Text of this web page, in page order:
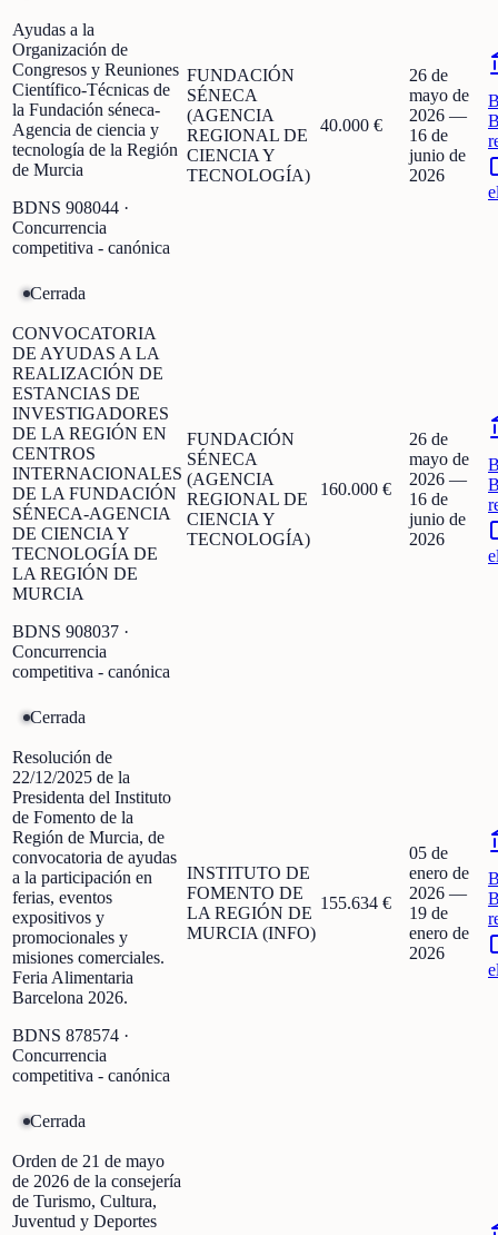
Ayudas a la
Organización de
Congresos y Reuniones
Científico-Técnicas de
la Fundación séneca-
Agencia de ciencia y
tecnología de la Región
de Murcia
BDNS 908044 ·
Concurrencia
competitiva - canónica
FUNDACIÓN
SÉNECA
(AGENCIA
REGIONAL DE
CIENCIA Y
TECNOLOGÍA)
40.000 €
26 de
mayo de
2026 —
16 de
junio de
2026
Cerrada
CONVOCATORIA
DE AYUDAS A LA
REALIZACIÓN DE
ESTANCIAS DE
INVESTIGADORES
DE LA REGIÓN EN
CENTROS
INTERNACIONALES
DE LA FUNDACIÓN
SÉNECA-AGENCIA
DE CIENCIA Y
TECNOLOGÍA DE
LA REGIÓN DE
MURCIA
BDNS 908037 ·
Concurrencia
competitiva - canónica
FUNDACIÓN
SÉNECA
(AGENCIA
REGIONAL DE
CIENCIA Y
TECNOLOGÍA)
160.000 €
26 de
mayo de
2026 —
16 de
junio de
2026
Cerrada
Resolución de
22/12/2025 de la
Presidenta del Instituto
de Fomento de la
Región de Murcia, de
convocatoria de ayudas
a la participación en
ferias, eventos
expositivos y
promocionales y
misiones comerciales.
Feria Alimentaria
Barcelona 2026.
BDNS 878574 ·
Concurrencia
competitiva - canónica
INSTITUTO DE
FOMENTO DE
LA REGIÓN DE
MURCIA (INFO)
155.634 €
05 de
enero de
2026 —
19 de
enero de
2026
Cerrada
Orden de 21 de mayo
de 2026 de la consejería
de Turismo, Cultura,
Juventud y Deportes